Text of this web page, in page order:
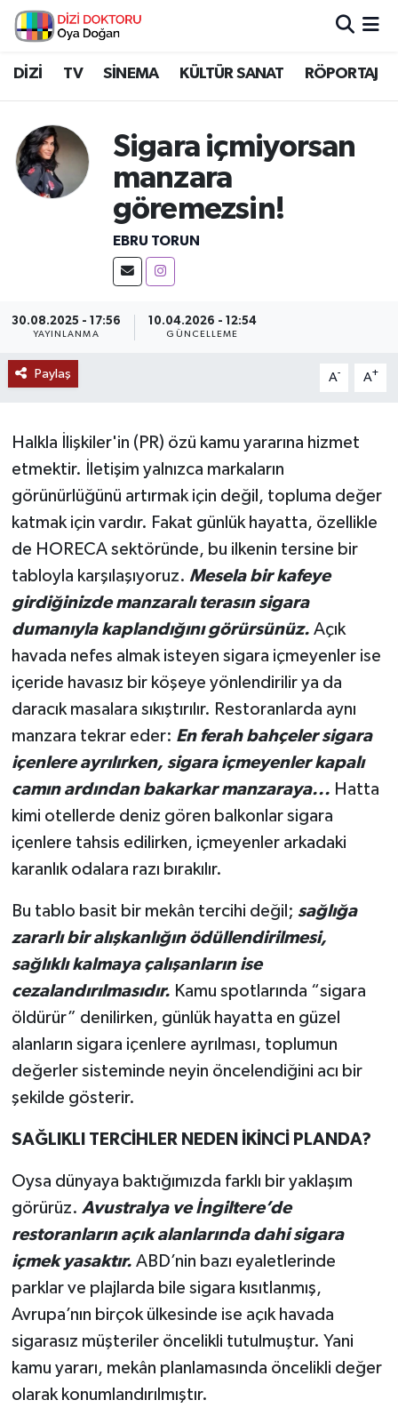
DİZİ TV SİNEMA KÜLTÜR SANAT RÖPORTAJ
Sigara içmiyorsan
manzara
göremezsin!
EBRU TORUN
30.08.2025 - 17:56
YAYINLANMA
10.04.2026 - 12:54
GÜNCELLEME
Paylaş A- A+
Halkla İlişkiler'in (PR) özü kamu yararına hizmet
etmektir. İletişim yalnızca markaların
görünürlüğünü artırmak için değil, topluma değer
katmak için vardır. Fakat günlük hayatta, özellikle
de HORECA sektöründe, bu ilkenin tersine bir
tabloyla karşılaşıyoruz. Mesela bir kafeye
girdiğinizde manzaralı terasın sigara
dumanıyla kaplandığını görürsünüz. Açık
havada nefes almak isteyen sigara içmeyenler ise
içeride havasız bir köşeye yönlendirilir ya da
daracık masalara sıkıştırılır. Restoranlarda aynı
manzara tekrar eder: En ferah bahçeler sigara
içenlere ayrılırken, sigara içmeyenler kapalı
camın ardından bakarkar manzaraya... Hatta
kimi otellerde deniz gören balkonlar sigara
içenlere tahsis edilirken, içmeyenler arkadaki
karanlık odalara razı bırakılır.
Bu tablo basit bir mekân tercihi değil; sağlığa
zararlı bir alışkanlığın ödüllendirilmesi,
sağlıklı kalmaya çalışanların ise
cezalandırılmasıdır. Kamu spotlarında “sigara
öldürür” denilirken, günlük hayatta en güzel
alanların sigara içenlere ayrılması, toplumun
değerler sisteminde neyin öncelendiğini acı bir
şekilde gösterir.
SAĞLIKLI TERCİHLER NEDEN İKİNCİ PLANDA?
Oysa dünyaya baktığımızda farklı bir yaklaşım
görürüz. Avustralya ve İngiltere’de
restoranların açık alanlarında dahi sigara
içmek yasaktır. ABD’nin bazı eyaletlerinde
parklar ve plajlarda bile sigara kısıtlanmış,
Avrupa’nın birçok ülkesinde ise açık havada
sigarasız müşteriler öncelikli tutulmuştur. Yani
kamu yararı, mekân planlamasında öncelikli değer
olarak konumlandırılmıştır.
İstanbul Nöbetçi Eczaneler
İstanbul Namaz Vakitleri
İstanbul Trafik Yoğunluk Haritası
Süper Lig Puan Durumu ve Fikstür
Son Dakika Haberleri
Haber Arşivi